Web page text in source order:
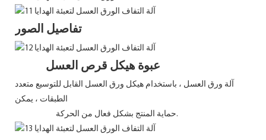
تفاصيل الصور
عبوة هيكل قرص العسل
آلة ورق العسل ، باستخدام هيكل ورق العسل القابل للتوسيع متعدد
حماية المنتج بشكل فعال من الحركة.